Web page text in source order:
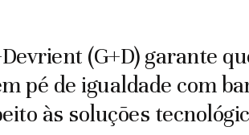
(G+D) garante
pé de igualdade com
às soluções